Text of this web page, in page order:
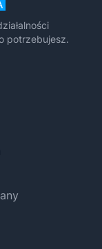
potrzebujesz.